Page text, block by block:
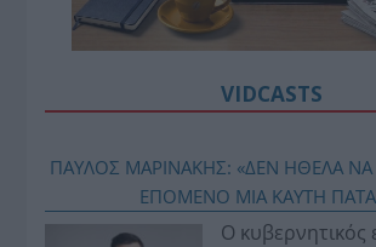
VIDCASTS
ΠΑΥΛΟΣ ΜΑΡΙΝΑΚΗΣ: «ΔΕΝ ΗΘΕΛΑ
ΕΠΟΜΕΝΟ ΜΙΑ ΚΑΥΤΗ
Ο